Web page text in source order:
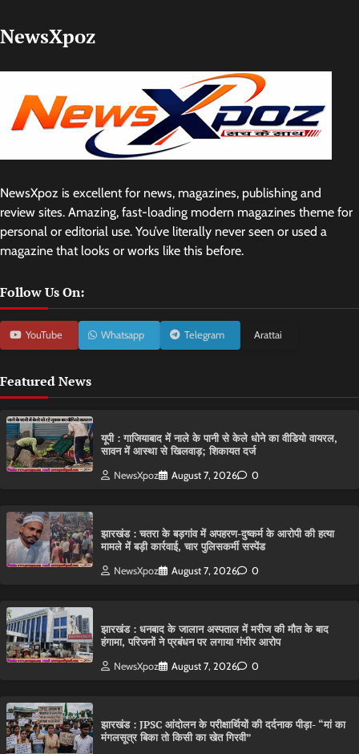
NewsXpoz
NewsXpoz is excellent for news, magazines, publishing and
review sites. Amazing, fast-loading modern magazines theme for
personal or editorial use. You’ve literally never seen or used a
magazine that looks or works like this before.
Follow Us On:
YouTube Whatsapp Telegram Arattai
Featured News
यूपी : गाजियाबाद में नाले के पानी से केले धोने का वीडियो वायरल,
सावन में आस्था से खिलवाड़; शिकायत दर्ज
NewsXpoz August 7, 2026 0
झारखंड : चतरा के बड़गांव में अपहरण-दुष्कर्म के आरोपी की हत्या
मामले में बड़ी कार्रवाई, चार पुलिसकर्मी सस्पेंड
NewsXpoz August 7, 2026 0
झारखंड : धनबाद के जालान अस्पताल में मरीज की मौत के बाद
हंगामा, परिजनों ने प्रबंधन पर लगाया गंभीर आरोप
NewsXpoz August 7, 2026 0
झारखंड : JPSC आंदोलन के परीक्षार्थियों की दर्दनाक पीड़ा- “मां का
मंगलसूत्र बिका तो किसी का खेत गिरवी”